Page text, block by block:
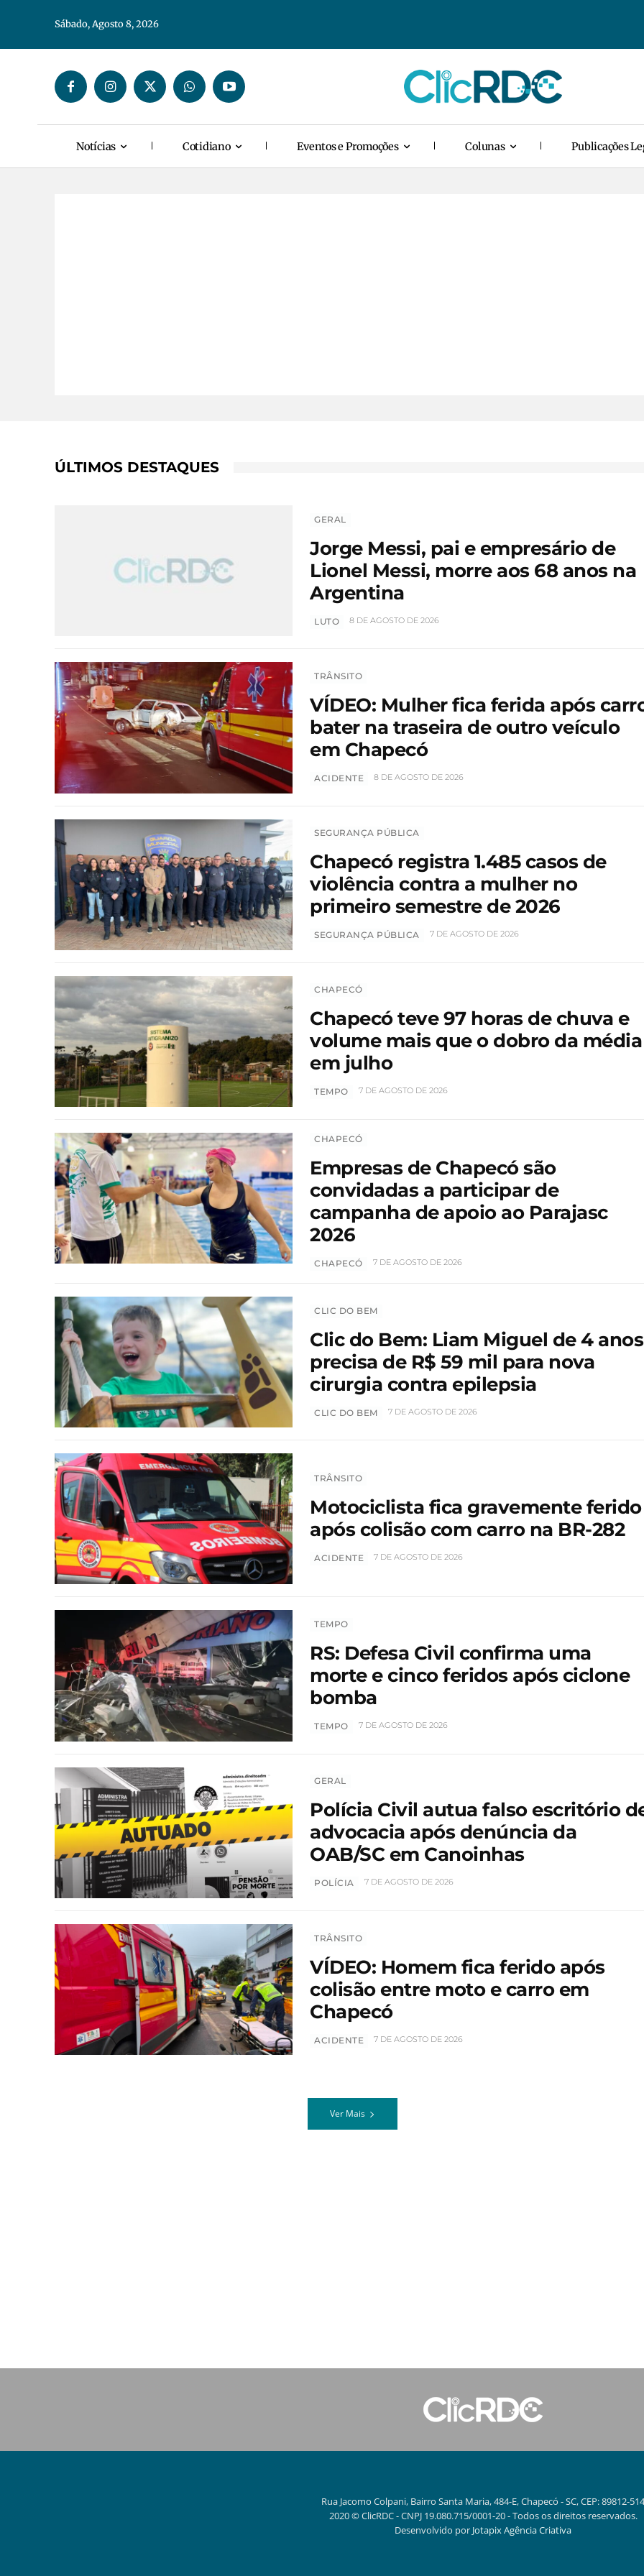
Sábado, Agosto 8, 2026
Notícias Cotidiano Eventos e Promoções Colunas Publicações
ÚLTIMOS DESTAQUES
GERAL
Jorge Messi, pai e empresário de
Lionel Messi, morre aos 68 anos na
Argentina
LUTO 8 DE AGOSTO DE 2026
TRÂNSITO
VÍDEO: Mulher fica ferida após
bater na traseira de outro veículo
em Chapecó
ACIDENTE 8 DE AGOSTO DE 2026
SEGURANÇA PÚBLICA
Chapecó registra 1.485 casos de
violência contra a mulher no
primeiro semestre de 2026
SEGURANÇA PÚBLICA 7 DE AGOSTO DE 2026
CHAPECÓ
Chapecó teve 97 horas de chuva e
volume mais que o dobro da média
em julho
TEMPO 7 DE AGOSTO DE 2026
CHAPECÓ
Empresas de Chapecó são
convidadas a participar de
campanha de apoio ao Parajasc
2026
CHAPECÓ 7 DE AGOSTO DE 2026
CLIC DO BEM
Clic do Bem: Liam Miguel de 4 anos
precisa de R$ 59 mil para nova
cirurgia contra epilepsia
CLIC DO BEM 7 DE AGOSTO DE 2026
TRÂNSITO
Motociclista fica gravemente ferido
após colisão com carro na BR-282
ACIDENTE 7 DE AGOSTO DE 2026
TEMPO
RS: Defesa Civil confirma uma
morte e cinco feridos após ciclone
bomba
TEMPO 7 DE AGOSTO DE 2026
GERAL
Polícia Civil autua falso escritório
advocacia após denúncia da
OAB/SC em Canoinhas
POLÍCIA 7 DE AGOSTO DE 2026
TRÂNSITO
VÍDEO: Homem fica ferido após
colisão entre moto e carro em
Chapecó
ACIDENTE 7 DE AGOSTO DE 2026
Ver Mais
Rua Jacomo Colpani, Bairro Santa Maria, 484-E, Chapecó - SC, CEP: 89812-514
2020 © ClicRDC - CNPJ 19.080.715/0001-20 - Todos os direitos reservados.
Desenvolvido por Jotapix Agência Criativa